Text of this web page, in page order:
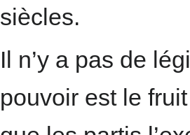
siècles.
Il n’y a pas de
pouvoir est le